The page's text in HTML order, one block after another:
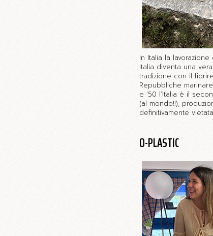
In Italia la
Italia diventa una
tradizione con il
Repubbliche
e ‘50 l’Italia è il
(al mondo!!),
definitivamente
O-PLASTIC